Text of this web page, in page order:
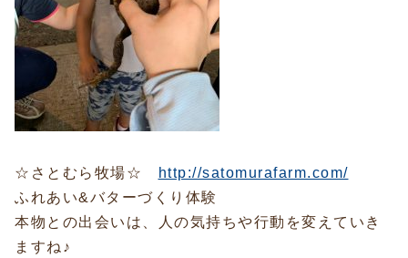
☆さとむら牧場☆
http://satomurafarm.com/
ふれあい&バターづくり体験
本物との出会いは、人の気持ちや行動を変えていき
ますね♪